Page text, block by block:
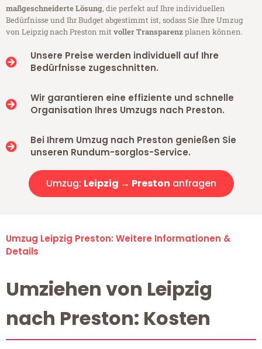
maßgeschneiderte Lösung, die perfekt auf Ihre individuellen
Bedürfnisse und Ihr Budget abgestimmt ist, sodass Sie Ihre Umzug
von Leipzig nach Preston mitvoller Transparenzplanen können.
Unsere Preise werden individuell auf Ihre
Bedürfnisse zugeschnitten.
Wir garantieren eine effiziente und schnelle
Organisation Ihres Umzugs nach Preston.
Bei Ihrem Umzug nach Preston genießen Sie
unseren Rundum-sorglos-Service.
Umzug: Leipzig → Preston anfragen
Umzug Leipzig Preston: Weitere Informationen &
Details
Umziehen von Leipzig
nach Preston: Kosten